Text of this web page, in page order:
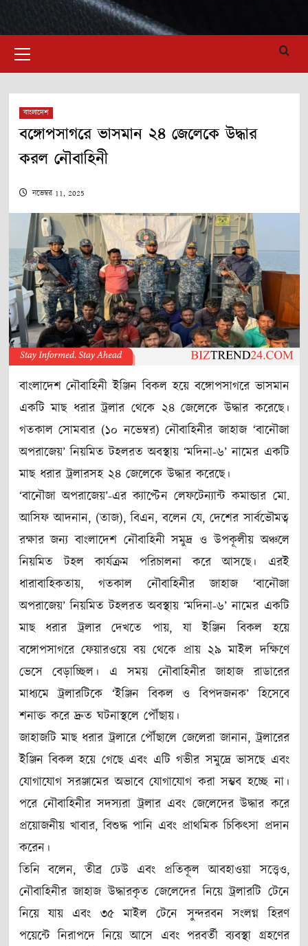
Menu
বাংলাদেশ
বঙ্গোপসাগরে ভাসমান ২৪ জেলেকে উদ্ধার
করল নৌবাহিনী
নভেম্বর 11, 2025
বাংলাদেশ নৌবাহিনী ইঞ্জিন বিকল হয়ে বঙ্গোপসাগরে ভাসমান
একটি মাছ ধরার ট্রলার থেকে ২৪ জেলেকে উদ্ধার করেছে।
গতকাল সোমবার (১০ নভেম্বর) নৌবাহিনীর জাহাজ ‘বানৌজা
অপরাজেয়’ নিয়মিত টহলরত অবস্থায় ‘মদিনা-৬’ নামের একটি
মাছ ধরার ট্রলারসহ ২৪ জেলেকে উদ্ধার করেছে।
‘বানৌজা অপরাজেয়’-এর ক্যাপ্টেন লেফটেন্যান্ট কমান্ডার মো.
আসিফ আদনান, (তাজ), বিএন, বলেন যে, দেশের সার্বভৌমত্ব
রক্ষার জন্য বাংলাদেশ নৌবাহিনী সমুদ্র ও উপকূলীয় অঞ্চলে
নিয়মিত টহল কার্যক্রম পরিচালনা করে আসছে। এরই
ধারাবাহিকতায়, গতকাল নৌবাহিনীর জাহাজ ‘বানৌজা
অপরাজেয়’ নিয়মিত টহলরত অবস্থায় ‘মদিনা-৬’ নামের একটি
মাছ ধরার ট্রলার দেখতে পায়, যা ইঞ্জিন বিকল হয়ে
বঙ্গোপসাগরে ফেয়ারওয়ে বয় থেকে প্রায় ২৯ মাইল দক্ষিণে
ভেসে বেড়াচ্ছিল। এ সময় নৌবাহিনীর জাহাজ রাডারের
মাধ্যমে ট্রলারটিকে ‘ইঞ্জিন বিকল ও বিপদজনক’ হিসেবে
শনাক্ত করে দ্রুত ঘটনাস্থলে পৌঁছায়।
জাহাজটি মাছ ধরার ট্রলারে পৌঁছালে জেলেরা জানান, ট্রলারের
ইঞ্জিন বিকল হয়ে গেছে এবং এটি গভীর সমুদ্রে ভাসছে এবং
যোগাযোগ সরঞ্জামের অভাবে যোগাযোগ করা সম্ভব হচ্ছে না।
পরে নৌবাহিনীর সদস্যরা ট্রলার এবং জেলেদের উদ্ধার করে
প্রয়োজনীয় খাবার, বিশুদ্ধ পানি এবং প্রাথমিক চিকিৎসা প্রদান
করেন।
তিনি বলেন, তীব্র ঢেউ এবং প্রতিকূল আবহাওয়া সত্ত্বেও,
নৌবাহিনীর জাহাজ উদ্ধারকৃত জেলেদের নিয়ে ট্রলারটি টেনে
নিয়ে যায় এবং ৩৫ মাইল টেনে সুন্দরবন সংলগ্ন হিরণ
পয়েন্টে নিরাপদে নিয়ে আসে এবং পরবর্তী ব্যবস্থা গ্রহণের